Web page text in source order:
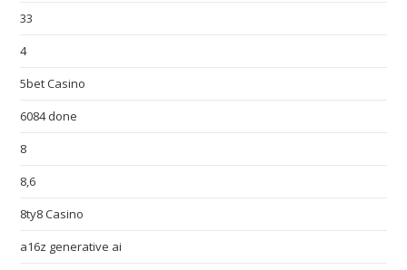
33
4
5bet Casino
6084 done
8
8,6
8ty8 Casino
a16z generative ai